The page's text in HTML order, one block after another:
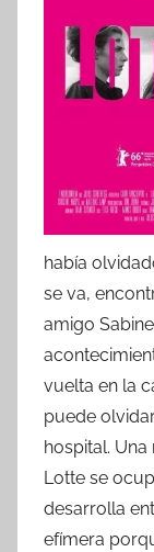
había
se va,
amigo
vuelta en la
puede
hospital.
Lotte se
desarrolla
efímera